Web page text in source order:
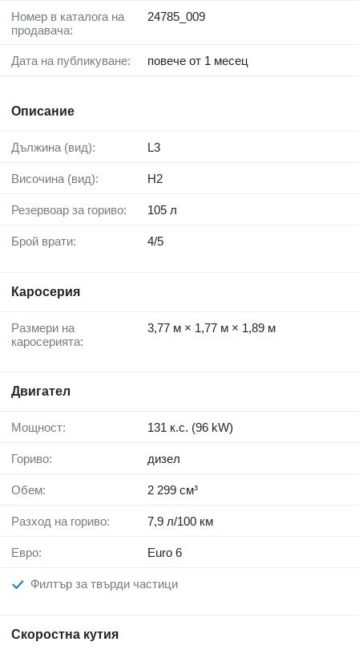
Номер в каталога на
продавача:
24785_009
Дата на публикуване: повече от 1 месец
Описание
Дължина (вид): L3
Височина (вид): H2
Резервоар за гориво: 105 л
Брой врати: 4/5
Каросерия
Размери на
каросерията:
3,77 м × 1,77 м × 1,89 м
Двигател
Мощност: 131 к.с. (96 kW)
Гориво: дизел
Обем: 2 299 см³
Разход на гориво: 7,9 л/100 км
Евро: Euro 6
Филтър за твърди частици
Скоростна кутия